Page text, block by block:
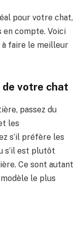
pour votre chat,
compte. Voici
à faire le meilleur
de votre chat
passez du
les
s’il préfère les
s’il est plutôt
Ce sont autant
le plus